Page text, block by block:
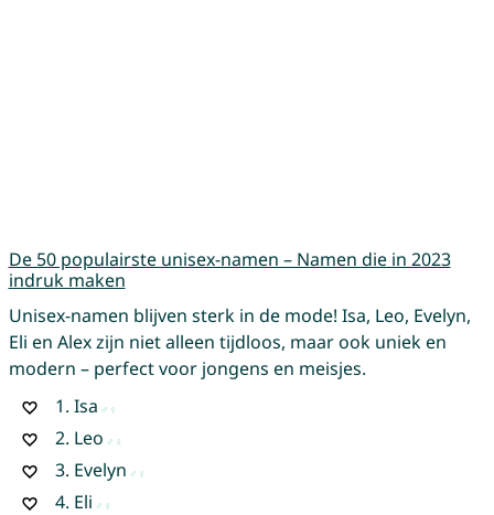
De 50 populairste unisex-namen – Namen die in 2023
indruk maken
Unisex-namen blijven sterk in de mode! Isa, Leo, Evelyn,
Eli en Alex zijn niet alleen tijdloos, maar ook uniek en
modern – perfect voor jongens en meisjes.
1. Isa
2. Leo
3. Evelyn
4. Eli